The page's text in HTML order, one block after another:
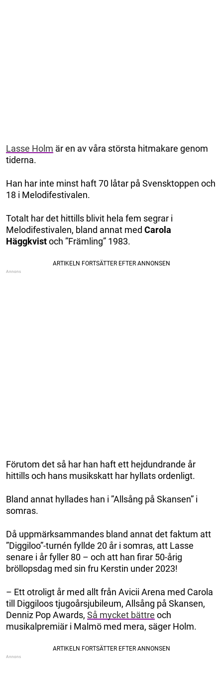
Lasse Holm är en av våra största hitmakare genom
tiderna.
Han har inte minst haft 70 låtar på Svensktoppen och
18 i Melodifestivalen.
Totalt har det hittills blivit hela fem segrar i
Melodifestivalen, bland annat med Carola
Häggkvistoch ”Främling” 1983.
Förutom det så har han haft ett hejdundrande år
hittills och hans musikskatt har hyllats ordenligt.
Bland annat hyllades han i ”Allsång på Skansen” i
somras.
Då uppmärksammandes bland annat det faktum att
”Diggiloo”-turnén fyllde 20 år i somras, att Lasse
senare i år fyller 80 – och att han firar 50-årig
bröllopsdag med sin fru Kerstin under 2023!
– Ett otroligt år med allt från Avicii Arena med Carola
till Diggiloos tjugoårsjubileum, Allsång på Skansen,
Denniz Pop Awards, Så mycket bättre och
musikalpremiär i Malmö med mera, säger Holm.